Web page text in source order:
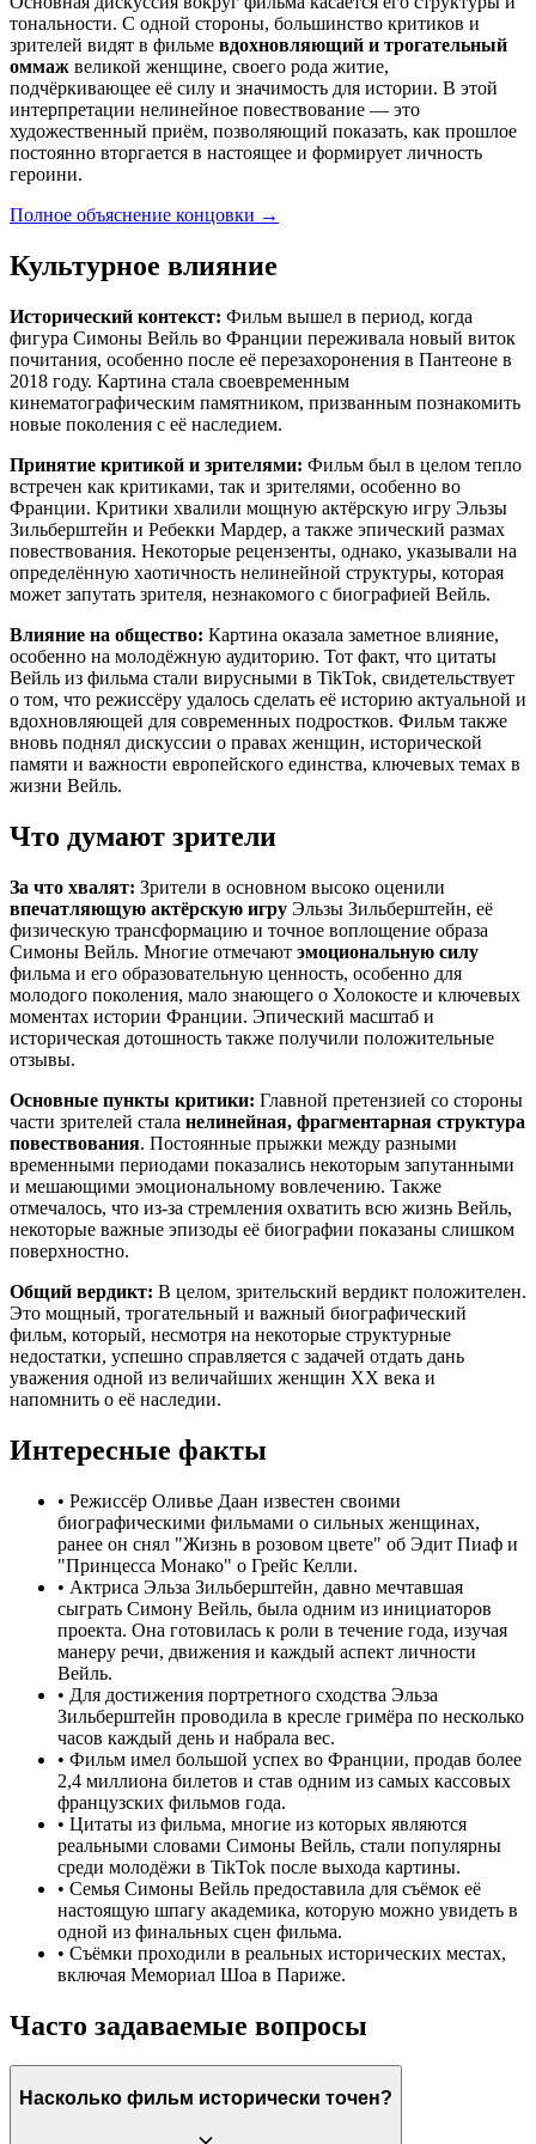
тональности. С одной стороны, большинство критиков и
зрителей видят в фильме вдохновляющий и трогательный
оммаж великой женщине, своего рода житие,
подчёркивающее её силу и значимость для истории. В этой
интерпретации нелинейное повествование — это
художественный приём, позволяющий показать, как прошлое
постоянно вторгается в настоящее и формирует личность
героини.
Полное объяснение концовки →
Культурное влияние
Исторический контекст: Фильм вышел в период, когда
фигура Симоны Вейль во Франции переживала новый виток
почитания, особенно после её перезахоронения в Пантеоне в
2018 году. Картина стала своевременным
кинематографическим памятником, призванным познакомить
новые поколения с её наследием.
Принятие критикой и зрителями: Фильм был в целом тепло
встречен как критиками, так и зрителями, особенно во
Франции. Критики хвалили мощную актёрскую игру Эльзы
Зильберштейн и Ребекки Мардер, а также эпический размах
повествования. Некоторые рецензенты, однако, указывали на
определённую хаотичность нелинейной структуры, которая
может запутать зрителя, незнакомого с биографией Вейль.
Влияние на общество: Картина оказала заметное влияние,
особенно на молодёжную аудиторию. Тот факт, что цитаты
Вейль из фильма стали вирусными в TikTok, свидетельствует
о том, что режиссёру удалось сделать её историю актуальной и
вдохновляющей для современных подростков. Фильм также
вновь поднял дискуссии о правах женщин, исторической
памяти и важности европейского единства, ключевых темах в
жизни Вейль.
Что думают зрители
За что хвалят: Зрители в основном высоко оценили
впечатляющую актёрскую игру Эльзы Зильберштейн, её
физическую трансформацию и точное воплощение образа
Симоны Вейль. Многие отмечают эмоциональную силу
фильма и его образовательную ценность, особенно для
молодого поколения, мало знающего о Холокосте и ключевых
моментах истории Франции. Эпический масштаб и
историческая дотошность также получили положительные
отзывы.
Основные пункты критики: Главной претензией со стороны
части зрителей стала нелинейная, фрагментарная структура
повествования. Постоянные прыжки между разными
временными периодами показались некоторым запутанными
и мешающими эмоциональному вовлечению. Также
отмечалось, что из-за стремления охватить всю жизнь Вейль,
некоторые важные эпизоды её биографии показаны слишком
поверхностно.
Общий вердикт: В целом, зрительский вердикт положителен.
Это мощный, трогательный и важный биографический
фильм, который, несмотря на некоторые структурные
недостатки, успешно справляется с задачей отдать дань
уважения одной из величайших женщин XX века и
напомнить о её наследии.
Интересные факты
• Режиссёр Оливье Даан известен своими
биографическими фильмами о сильных женщинах,
ранее он снял "Жизнь в розовом цвете" об Эдит Пиаф и
"Принцесса Монако" о Грейс Келли.
• Актриса Эльза Зильберштейн, давно мечтавшая
сыграть Симону Вейль, была одним из инициаторов
проекта. Она готовилась к роли в течение года, изучая
манеру речи, движения и каждый аспект личности
Вейль.
• Для достижения портретного сходства Эльза
Зильберштейн проводила в кресле гримёра по несколько
часов каждый день и набрала вес.
• Фильм имел большой успех во Франции, продав более
2,4 миллиона билетов и став одним из самых кассовых
французских фильмов года.
• Цитаты из фильма, многие из которых являются
реальными словами Симоны Вейль, стали популярны
среди молодёжи в TikTok после выхода картины.
• Семья Симоны Вейль предоставила для съёмок её
настоящую шпагу академика, которую можно увидеть в
одной из финальных сцен фильма.
• Съёмки проходили в реальных исторических местах,
включая Мемориал Шоа в Париже.
Часто задаваемые вопросы
Насколько фильм исторически точен?